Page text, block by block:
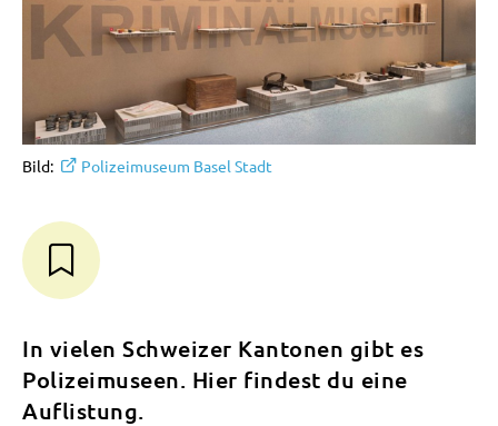
Bild: Polizeimuseum Basel Stadt
In vielen Schweizer Kantonen gibt es
Polizeimuseen. Hier findest du eine
Auflistung.